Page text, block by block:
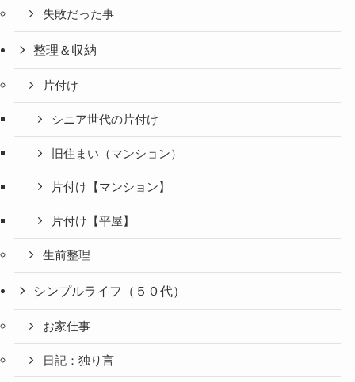
失敗だった事
整理＆収納
片付け
シニア世代の片付け
旧住まい（マンション）
片付け【マンション】
片付け【平屋】
生前整理
シンプルライフ（５０代）
お家仕事
日記：独り言